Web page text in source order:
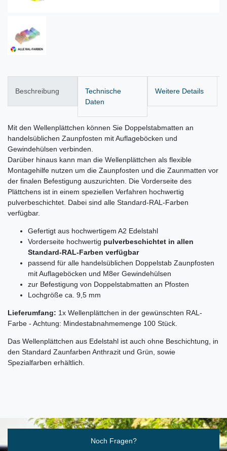
Beschreibung
Technische
Daten
Weitere Details
Mit den Wellenplättchen können Sie Doppelstabmatten an
handelsüblichen Zaunpfosten mit Auflageböcken und
Gewindehülsen verbinden.
Darüber hinaus kann man die Wellenplättchen als flexible
Montagehilfe nutzen um die Zaunpfosten und die Zaunmatten vor
der finalen Befestigung auszurichten. Die Vorderseite des
Plättchens ist in einem speziellen Verfahren hochwertig
pulverbeschichtet. Dabei sind alle Standard-RAL-Farben
verfügbar.
Gefertigt aus hochwertigem A2 Edelstahl
Vorderseite hochwertig pulverbeschichtet in allen
Standard-RAL-Farben verfügbar
passend für alle handelsüblichen Doppelstab Zaunpfosten
mit Auflageböcken und M8er Gewindehülsen
zur Befestigung von Doppelstabmatten an Pfosten
Lochgröße ca. 9,5 mm
Lieferumfang: 1x Wellenplättchen in der gewünschten RAL-
Farbe - Achtung: Mindestabnahmemenge 100 Stück.
Das Wellenplättchen aus Edelstahl ist auch ohne Beschichtung, in
den Standard Zaunfarben Anthrazit und Grün, sowie
Spezialfarben erhältlich.
Noch Fragen?
Ceres::Template.mailFormHoneypotLabel